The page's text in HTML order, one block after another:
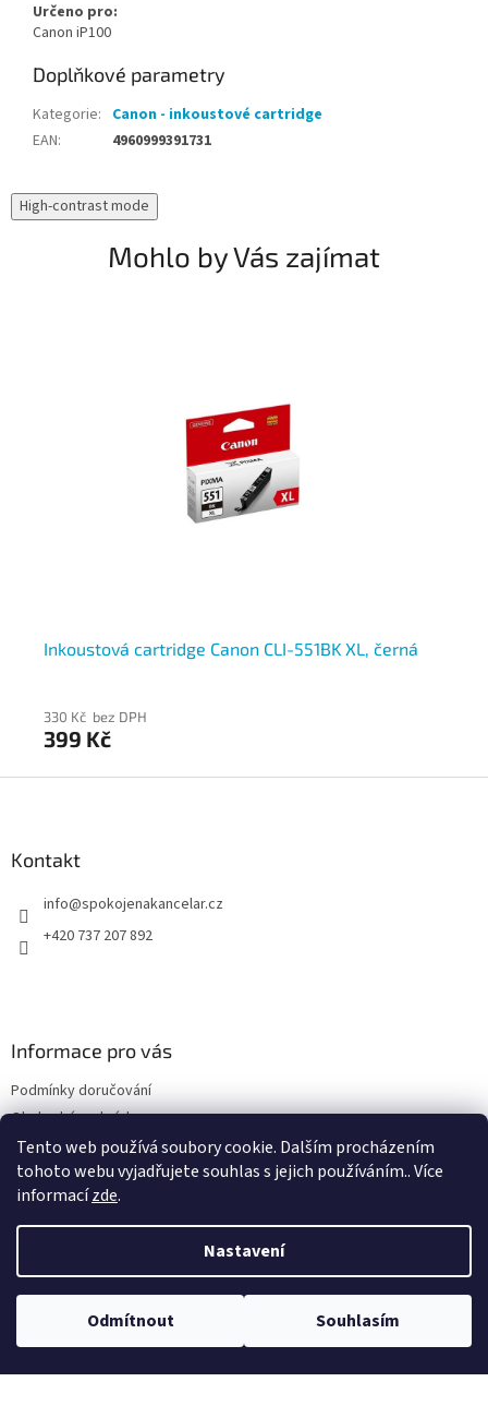
Tento web používá soubory cookie. Dalším procházením
tohoto webu vyjadřujete souhlas s jejich používáním.. Více
informacízde.
Nastavení
Odmítnout Souhlasím
Určeno pro:
Canon iP100
Doplňkové parametry
Kategorie: Canon - inkoustové cartridge
EAN: 4960999391731
High-contrast mode
Mohlo by Vás zajímat
Inkoustová cartridge Canon CLI-551BK XL, černá
330 Kč bez DPH
399 Kč
Kontakt
info@spokojenakancelar.cz
+420 737 207 892
Informace pro vás
Podmínky doručování
Obchodní podmínky
Podmínky ochrany osobních údajů
Odebírat newsletter
Vložte svůj e-mail a my vám budeme zasílat informace o nových
produktech na našem e-shopu.